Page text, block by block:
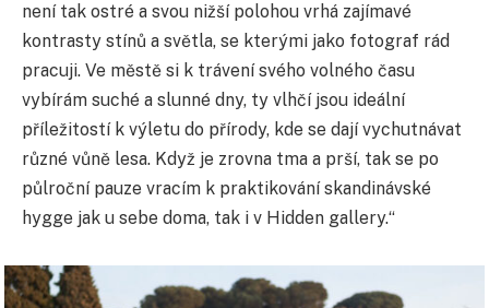
není tak ostré a svou nižší polohou vrhá zajímavé
kontrasty stínů a světla, se kterými jako fotograf rád
pracuji. Ve městě si k trávení svého volného času
vybírám suché a slunné dny, ty vlhčí jsou ideální
příležitostí k výletu do přírody, kde se dají vychutnávat
různé vůně lesa. Když je zrovna tma a prší, tak se po
půlroční pauze vracím k praktikování skandinávské
hygge jak u sebe doma, tak i v Hidden gallery.“